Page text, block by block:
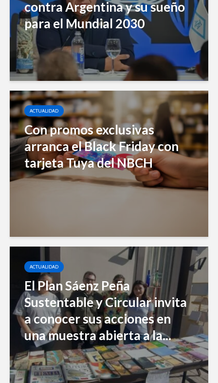
contra Argentina y su sueño
para el Mundial 2030
ACTUALIDAD
Con promos exclusivas
arranca el Black Friday con
tarjeta Tuya del NBCH
ACTUALIDAD
El Plan Sáenz Peña
Sustentable y Circular invita
a conocer sus acciones en
una muestra abierta a la...